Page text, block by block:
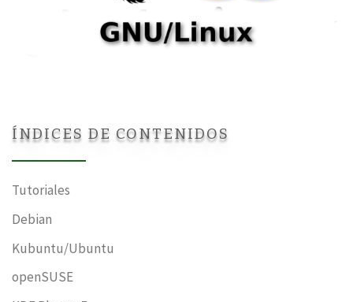
ÍNDICES DE CONTENIDOS
Tutoriales
Debian
Kubuntu/Ubuntu
openSUSE